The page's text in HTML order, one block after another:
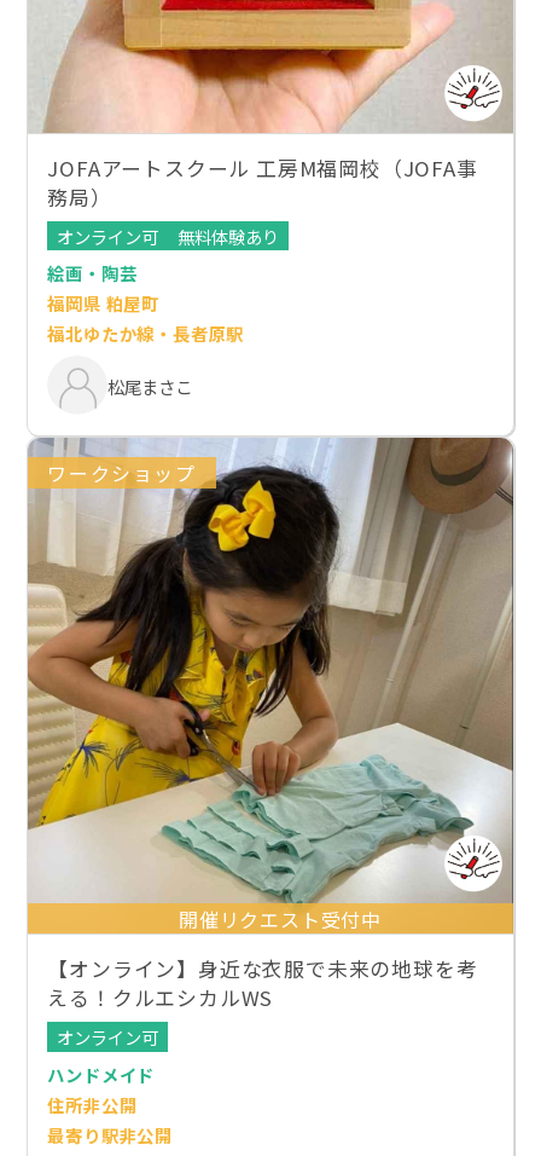
JOFAアートスクール 工房M福岡校（JOFA事
務局）
オンライン可
無料体験あり
絵画・陶芸
福岡県 粕屋町
福北ゆたか線・長者原駅
松尾まさこ
ワークショップ
開催リクエスト受付中
【オンライン】身近な衣服で未来の地球を考
える！クルエシカルWS
オンライン可
ハンドメイド
住所非公開
最寄り駅非公開